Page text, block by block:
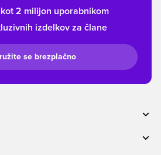
2 milijon uporabnikom
izdelkov za člane
se brezplačno